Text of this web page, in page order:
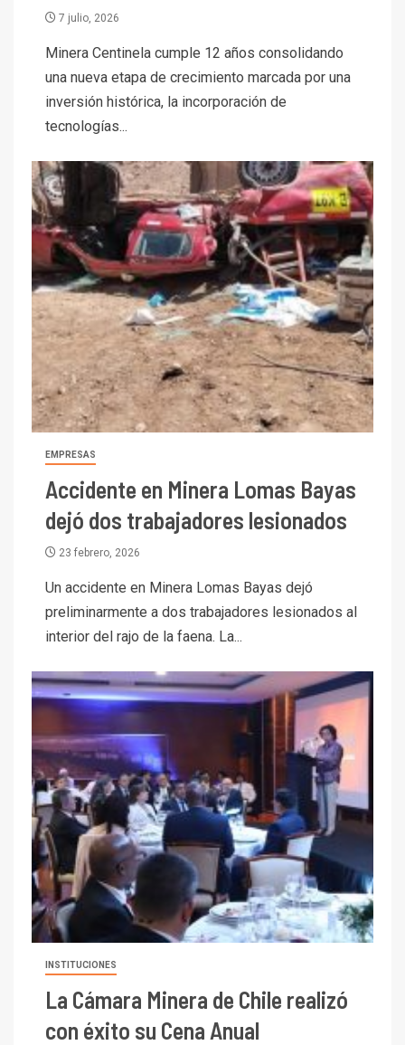
7 julio, 2026
Minera Centinela cumple 12 años consolidando
una nueva etapa de crecimiento marcada por una
inversión histórica, la incorporación de
tecnologías...
EMPRESAS
Accidente en Minera Lomas Bayas
dejó dos trabajadores lesionados
23 febrero, 2026
Un accidente en Minera Lomas Bayas dejó
preliminarmente a dos trabajadores lesionados al
interior del rajo de la faena. La...
INSTITUCIONES
La Cámara Minera de Chile realizó
con éxito su Cena Anual